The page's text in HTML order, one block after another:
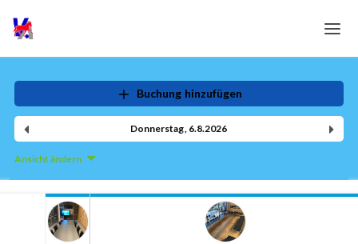
Buchung hinzufügen
Donnerstag, 6.8.2026
Ansicht ändern